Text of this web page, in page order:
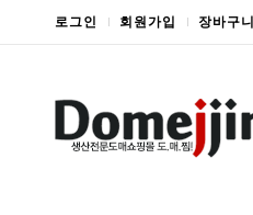
로그인 회원가입 장바구니